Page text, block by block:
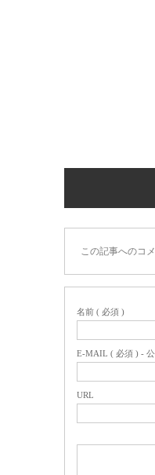
この記事へのコ
名前 ( 必須 )
E-MAIL ( 必須 ) -
URL